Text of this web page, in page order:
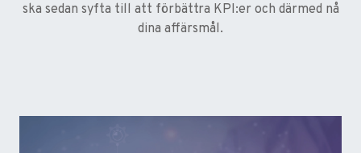
ska sedan syfta till att förbättra KPI:er och därmed nå
dina affärsmål.